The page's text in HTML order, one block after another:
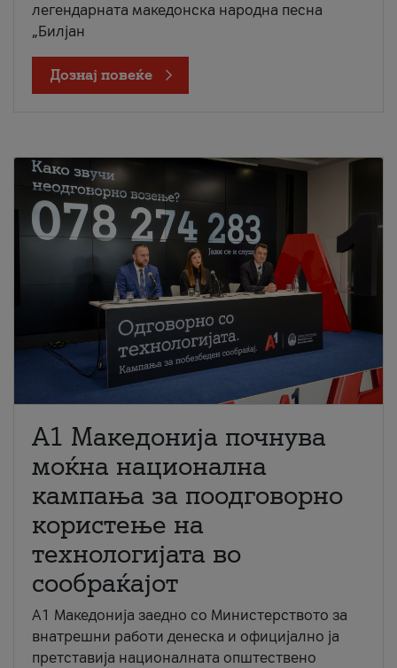
легендарната македонска народна песна
„Билјан
Дознај повеќе
A1 Македонија почнува
моќна национална
кампања за поодговорно
користење на
технологијата во
сообраќајот
A1 Македонија заедно со Министерството за
внатрешни работи денеска и официјално ја
претставија националната општествено